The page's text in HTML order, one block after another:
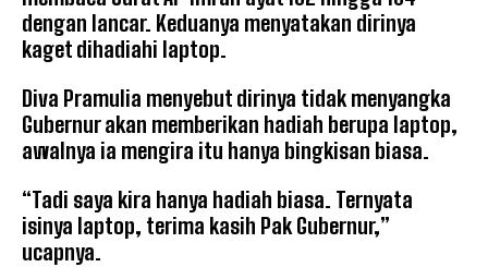
dengan lancar. Keduanya menyatakan dirinya
kaget dihadiahi laptop.
Diva Pramulia menyebut dirinya tidak menyangka
Gubernur akan memberikan hadiah berupa laptop,
awalnya ia mengira itu hanya bingkisan biasa.
“Tadi saya kira hanya hadiah biasa. Ternyata
isinya laptop, terima kasih Pak Gubernur,”
ucapnya.